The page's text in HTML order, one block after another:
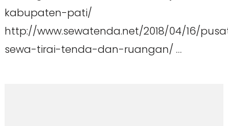
kabupaten-pati/
http://www.sewatenda.net/2018/04/16/
sewa-tirai-tenda-dan-ruangan/ …